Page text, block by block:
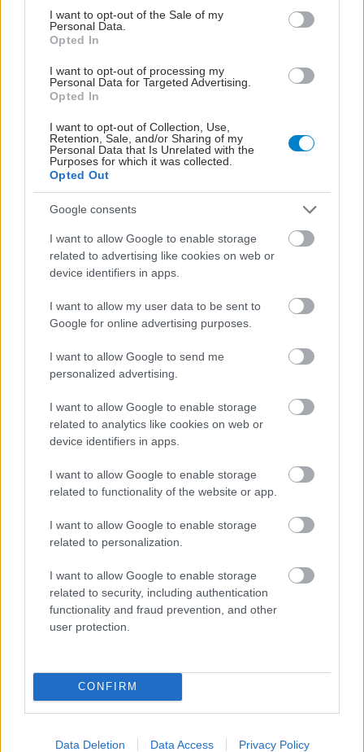
consent section.
I want to opt-out of the Sale of my
Personal Data.
Opted In
I want to opt-out of processing my
Personal Data for Targeted Advertising.
Opted In
I want to opt-out of Collection, Use,
Retention, Sale, and/or Sharing of my
Personal Data that Is Unrelated with the
Purposes for which it was collected.
Opted Out
Google consents
I want to allow Google to enable storage
related to advertising like cookies on web or
device identifiers in apps.
I want to allow my user data to be sent to
Google for online advertising purposes.
I want to allow Google to send me
personalized advertising.
I want to allow Google to enable storage
related to analytics like cookies on web or
device identifiers in apps.
I want to allow Google to enable storage
related to functionality of the website or app.
I want to allow Google to enable storage
related to personalization.
I want to allow Google to enable storage
related to security, including authentication
functionality and fraud prevention, and other
user protection.
CONFIRM
Data Deletion Data Access Privacy Policy
ΣΗΜΕΡΑ ΣΤΟ IATRONET.GR
Φρούτα, σακχαρώδης διαβήτης και καλοκαίρι